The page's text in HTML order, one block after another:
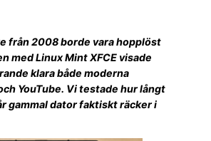
från 2008 borde vara hopplöst
med Linux Mint XFCE visade
klara både moderna
YouTube. Vi testade hur långt
gammal dator faktiskt räcker i